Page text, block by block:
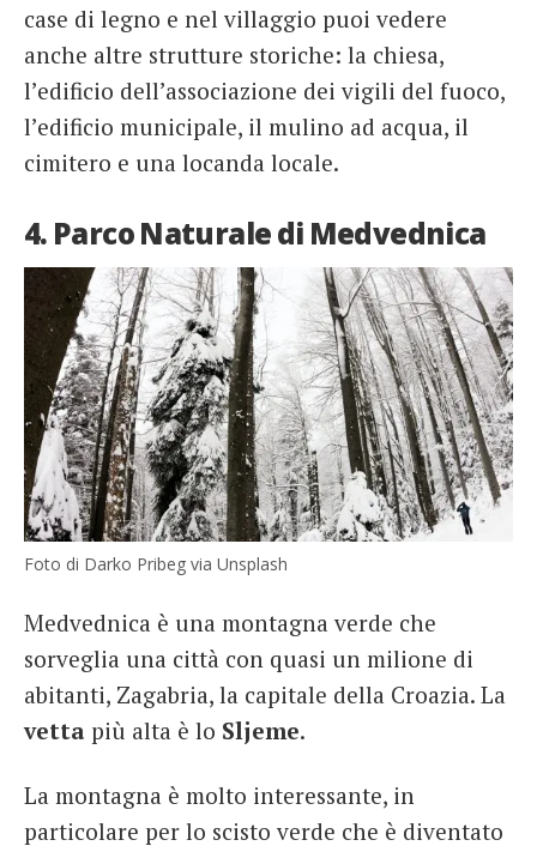
case di legno e nel villaggio puoi vedere
anche altre strutture storiche: la chiesa,
l’edificio dell’associazione dei vigili del fuoco,
l’edificio municipale, il mulino ad acqua, il
cimitero e una locanda locale.
4. Parco Naturale di Medvednica
Foto di Darko Pribeg via Unsplash
Medvednica è una montagna verde che
sorveglia una città con quasi un milione di
abitanti, Zagabria, la capitale della Croazia. La
vetta più alta è lo Sljeme.
La montagna è molto interessante, in
particolare per lo scisto verde che è diventato